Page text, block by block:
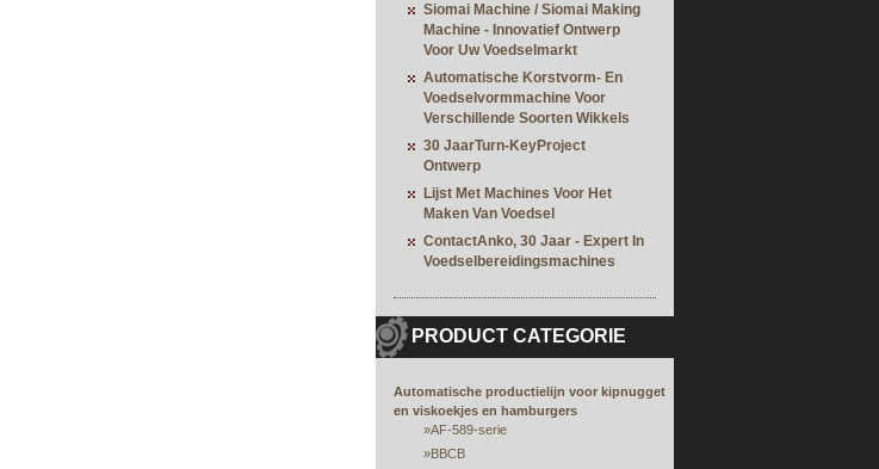
Siomai Machine / Siomai Making
Machine - Innovatief Ontwerp
Voor Uw Voedselmarkt
Automatische Korstvorm- En
Voedselvormmachine Voor
Verschillende Soorten Wikkels
30 JaarTurn-KeyProject
Ontwerp
Lijst Met Machines Voor Het
Maken Van Voedsel
ContactAnko, 30 Jaar - Expert In
Voedselbereidingsmachines
PRODUCT CATEGORIE
Automatische productielijn voor kipnugget
en viskoekjes en hamburgers
»AF-589-serie
»BBCB